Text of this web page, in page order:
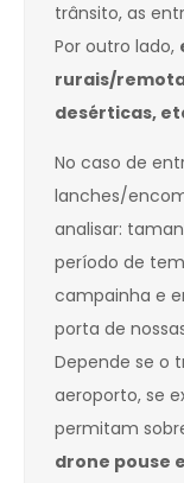
trânsito, as
Por outro lado,
rurais/
desérticas,
No caso de
lanches/
analisar:
período de
campainha e
porta de
Depende se o
aeroporto, se
permitam
drone pouse